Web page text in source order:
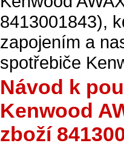
8413001843),
zapojením a
spotřebiče
Návod k
Kenwood
zboží